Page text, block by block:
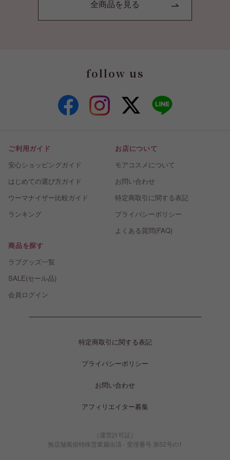
全商品を見る
follow us
ご利用ガイド
安心ショッピングガイド
はじめての選び方ガイド
ウーマナイザー比較ガイド
ランキング
お店について
モアコスメについて
お問い合わせ
特定商取引に関する表記
プライバシーポリシー
よくある質問(FAQ)
商品を探す
ラブグッズ一覧
SALE(セール品)
会員ログイン
特定商取引に関する表記
プライバシーポリシー
お問い合わせ
アフィリエイター募集
［運営許可証］
無店舗風俗特殊営業届出済 - 受理番号 第52号の1